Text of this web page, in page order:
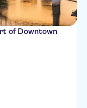
of Downtown